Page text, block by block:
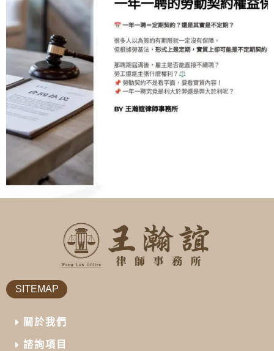
SITEMAP
關於我們
諮詢項目